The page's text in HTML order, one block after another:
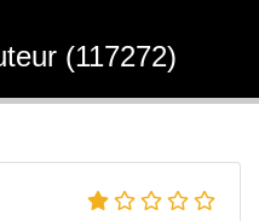
(117272)